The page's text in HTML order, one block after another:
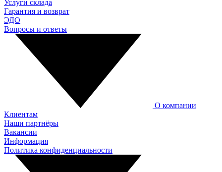
Услуги склада
Гарантия и возврат
ЭДО
Вопросы и ответы
О компании
Клиентам
Наши партнёры
Вакансии
Информация
Политика конфиденциальности